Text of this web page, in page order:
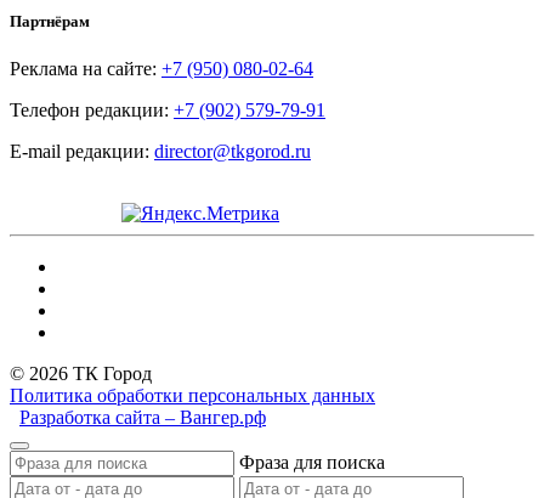
Партнёрам
Реклама на сайте: +7 (950) 080-02-64
Телефон редакции: +7 (902) 579-79-91
E-mail редакции: director@tkgorod.ru
© 2026 ТК Город
Политика обработки персональных данных
Разработка сайта – Вангер.рф
Фраза для поиска